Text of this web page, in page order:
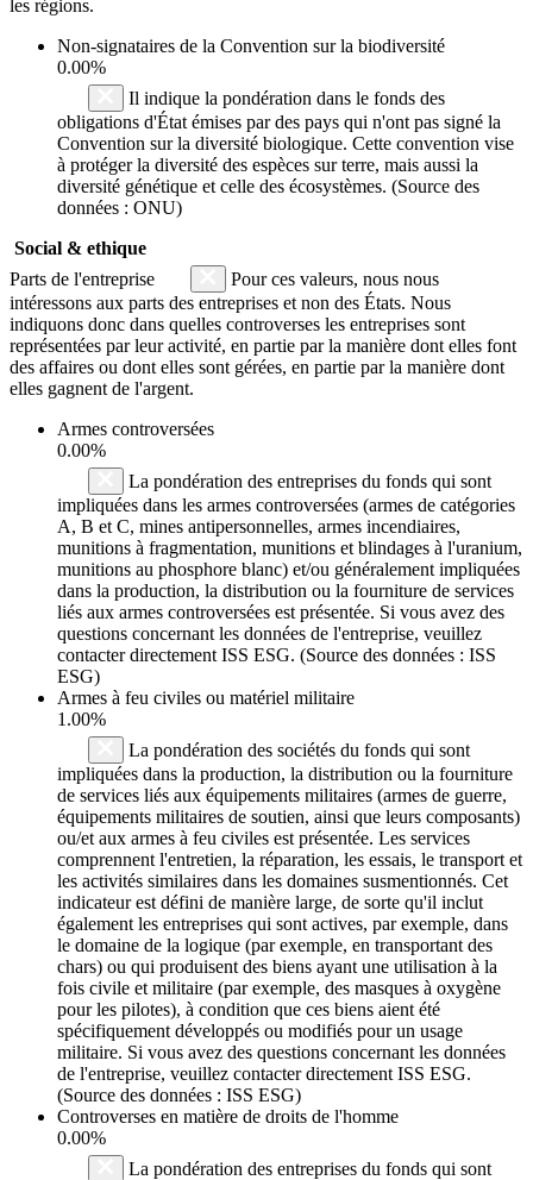
les régions.
Non-signataires de la Convention sur la biodiversité
0.00%
Il indique la pondération dans le fonds des
obligations d'État émises par des pays qui n'ont pas signé la
Convention sur la diversité biologique. Cette convention vise
à protéger la diversité des espèces sur terre, mais aussi la
diversité génétique et celle des écosystèmes. (Source des
données : ONU)
Social & ethique
Parts de l'entreprise
Pour ces valeurs, nous nous
intéressons aux parts des entreprises et non des États. Nous
indiquons donc dans quelles controverses les entreprises sont
représentées par leur activité, en partie par la manière dont elles font
des affaires ou dont elles sont gérées, en partie par la manière dont
elles gagnent de l'argent.
Armes controversées
0.00%
La pondération des entreprises du fonds qui sont
impliquées dans les armes controversées (armes de catégories
A, B et C, mines antipersonnelles, armes incendiaires,
munitions à fragmentation, munitions et blindages à l'uranium,
munitions au phosphore blanc) et/ou généralement impliquées
dans la production, la distribution ou la fourniture de services
liés aux armes controversées est présentée. Si vous avez des
questions concernant les données de l'entreprise, veuillez
contacter directement ISS ESG. (Source des données : ISS
ESG)
Armes à feu civiles ou matériel militaire
1.00%
La pondération des sociétés du fonds qui sont
impliquées dans la production, la distribution ou la fourniture
de services liés aux équipements militaires (armes de guerre,
équipements militaires de soutien, ainsi que leurs composants)
ou/et aux armes à feu civiles est présentée. Les services
comprennent l'entretien, la réparation, les essais, le transport et
les activités similaires dans les domaines susmentionnés. Cet
indicateur est défini de manière large, de sorte qu'il inclut
également les entreprises qui sont actives, par exemple, dans
le domaine de la logique (par exemple, en transportant des
chars) ou qui produisent des biens ayant une utilisation à la
fois civile et militaire (par exemple, des masques à oxygène
pour les pilotes), à condition que ces biens aient été
spécifiquement développés ou modifiés pour un usage
militaire. Si vous avez des questions concernant les données
de l'entreprise, veuillez contacter directement ISS ESG.
(Source des données : ISS ESG)
Controverses en matière de droits de l'homme
0.00%
La pondération des entreprises du fonds qui sont